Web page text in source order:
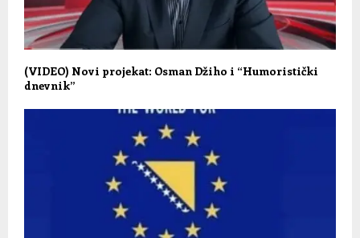
(VIDEO) Novi projekat: Osman Džiho i “Humoristički
dnevnik”